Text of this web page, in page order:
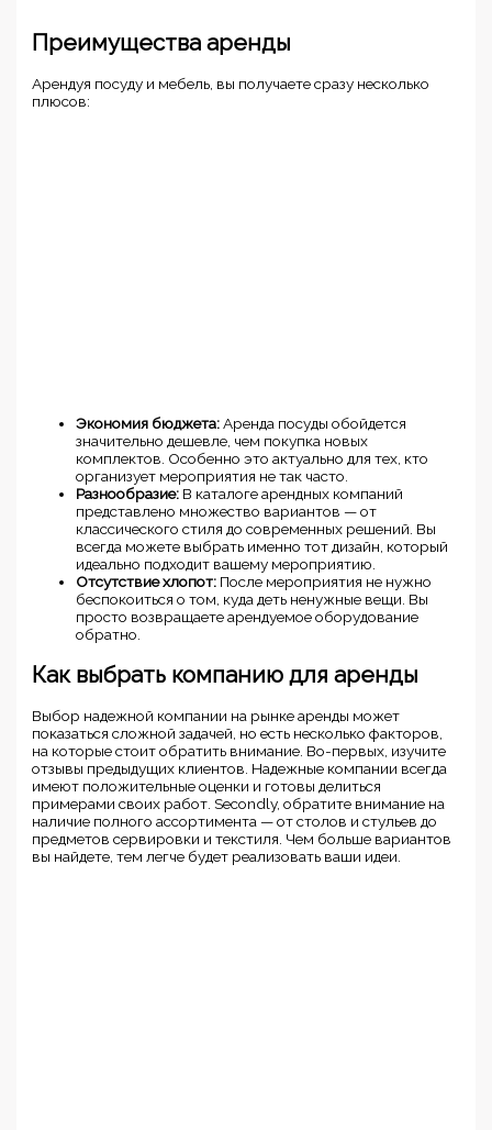
Преимущества аренды
Арендуя посуду и мебель, вы получаете сразу несколько
плюсов:
Экономия бюджета:Аренда посуды обойдется
значительно дешевле, чем покупка новых
комплектов. Особенно это актуально для тех, кто
организует мероприятия не так часто.
Разнообразие: В каталоге арендных компаний
представлено множество вариантов — от
классического стиля до современных решений. Вы
всегда можете выбрать именно тот дизайн, который
идеально подходит вашему мероприятию.
Отсутствие хлопот: После мероприятия не нужно
беспокоиться о том, куда деть ненужные вещи. Вы
просто возвращаете арендуемое оборудование
обратно.
Как выбрать компанию для аренды
Выбор надежной компании на рынке аренды может
показаться сложной задачей, но есть несколько факторов,
на которые стоит обратить внимание. Во-первых, изучите
отзывы предыдущих клиентов. Надежные компании всегда
имеют положительные оценки и готовы делиться
примерами своих работ. Secondly, обратите внимание на
наличие полного ассортимента — от столов и стульев до
предметов сервировки и текстиля. Чем больше вариантов
вы найдете, тем легче будет реализовать ваши идеи.